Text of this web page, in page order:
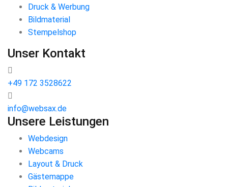
Druck & Werbung
Bildmaterial
Stempelshop
Unser Kontakt
+49 172 3528622
info@websax.de
Unsere Leistungen
Webdesign
Webcams
Layout & Druck
Gästemappe